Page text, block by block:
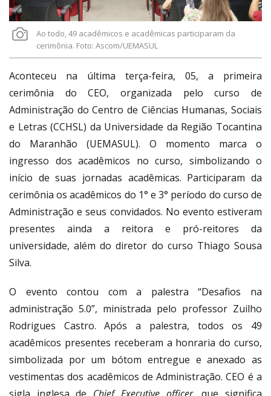
Ao todo, 49 acadêmicos e acadêmicas participaram da
cerimônia. Foto: Ascom/UEMASUL
Aconteceu na última terça-feira, 05, a primeira
cerimônia do CEO, organizada pelo curso de
Administração do Centro de Ciências Humanas, Sociais
e Letras (CCHSL) da Universidade da Região Tocantina
do Maranhão (UEMASUL). O momento marca o
ingresso dos acadêmicos no curso, simbolizando o
início de suas jornadas acadêmicas. Participaram da
cerimônia os acadêmicos do 1° e 3° período do curso de
Administração e seus convidados. No evento estiveram
presentes ainda a reitora e pró-reitores da
universidade, além do diretor do curso Thiago Sousa
Silva.
O evento contou com a palestra “Desafios na
administração 5.0”, ministrada pelo professor Zuilho
Rodrigues Castro. Após a palestra, todos os 49
acadêmicos presentes receberam a honraria do curso,
simbolizada por um bótom entregue e anexado as
vestimentas dos acadêmicos de Administração. CEO é a